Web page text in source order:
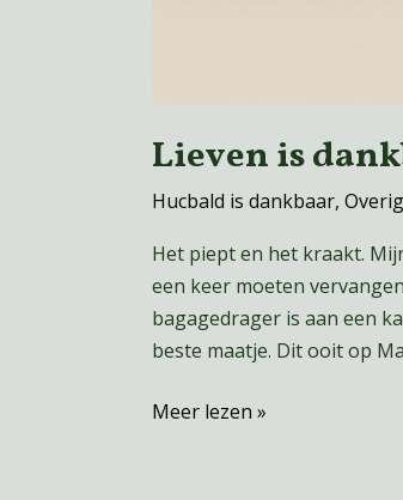
Lieven is
Hucbald is dankbaar, Overig
Het piept en het kraakt.
een keer moeten
bagagedrager is aan een
beste maatje. Dit ooit op
Meer lezen »